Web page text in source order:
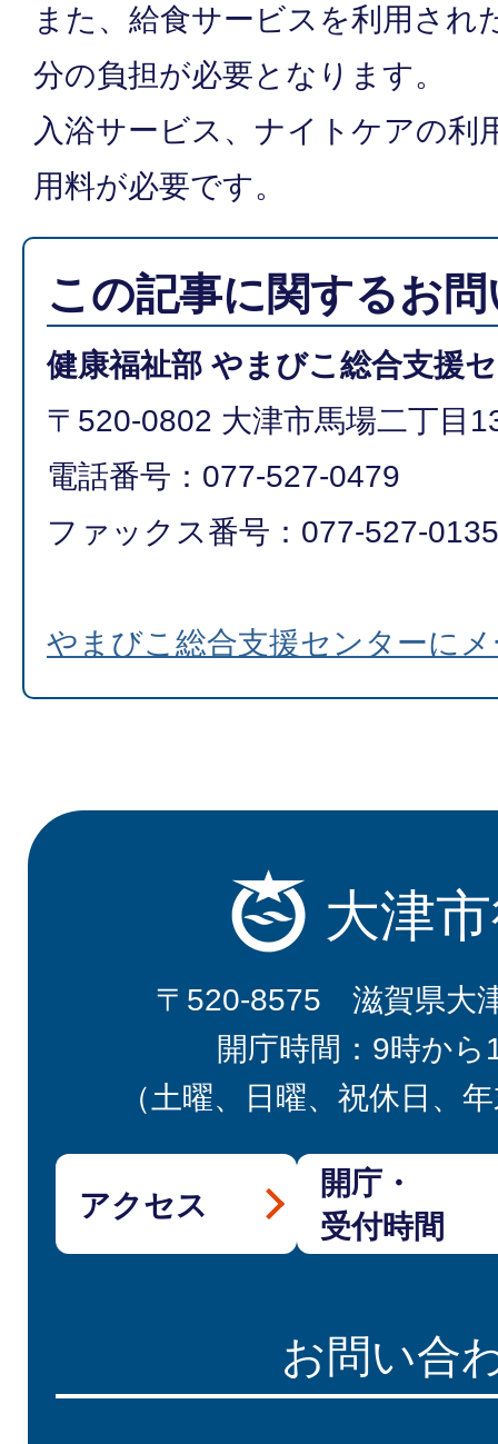
また、給食サービスを利用され
分の負担が必要となります。
入浴サービス、ナイトケアの利
用料が必要です。
この記事に関するお
健康福祉部 やまびこ総合支援
〒520-0802 大津市馬場二丁目
電話番号：077-527-0479
ファックス番号：077-527-0135
やまびこ総合支援センターに
大津
〒520-8575 滋賀県大
開庁時間：9時から
（土曜、日曜、祝休日、
アクセス
開庁・
受付時間
お問い合